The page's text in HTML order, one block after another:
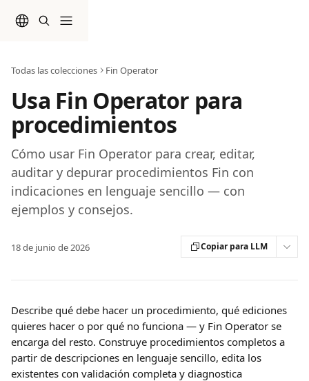
Todas las colecciones Fin Operator
Usa Fin Operator para
procedimientos
Cómo usar Fin Operator para crear, editar,
auditar y depurar procedimientos Fin con
indicaciones en lenguaje sencillo — con
ejemplos y consejos.
18 de junio de 2026 Copiar para LLM
Describe qué debe hacer un procedimiento, qué ediciones
quieres hacer o por qué no funciona — y Fin Operator se
encarga del resto. Construye procedimientos completos a
partir de descripciones en lenguaje sencillo, edita los
existentes con validación completa y diagnostica